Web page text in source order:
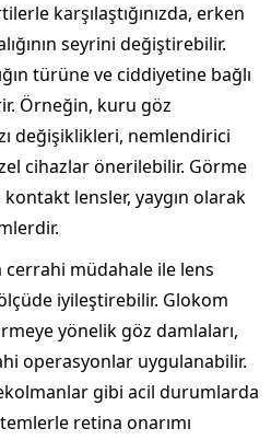
karşılaştığınızda, erken
seyrini değiştirebilir.
türüne ve ciddiyetine bağlı
Örneğin, kuru göz
değişiklikleri, nemlendirici
cihazlar önerilebilir. Görme
lensler, yaygın olarak
müdahale ile lens
iyileştirebilir. Glokom
yönelik göz damlaları,
operasyonlar uygulanabilir.
gibi acil durumlarda
retina onarımı